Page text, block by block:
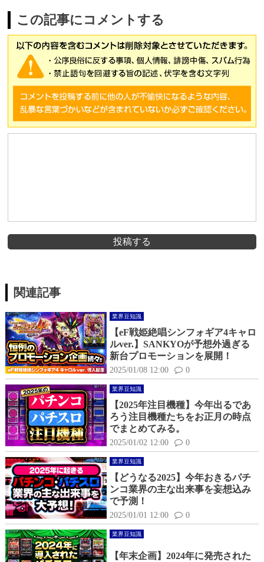
この記事にコメントする
投稿する
関連記事
業界豆知識
【eF戦姫絶唱シンフォギア4キャロ
ルver.】SANKYOが予想外過ぎる
新台プロモーションを展開！
2025/01/08 12:00 0
業界豆知識
【2025年注目機種】今年出るであ
ろう注目機種たちをお正月の時点
でまとめてみる。
2025/01/02 12:00 0
業界豆知識
【どうなる2025】今年おきるパチ
ンコ業界の主な出来事を妄想込み
で予測！
2025/01/01 12:00 0
業界豆知識
【年末企画】2024年に発売された